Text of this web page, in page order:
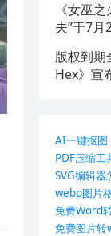
《女巫
夫”于7月
版权到期
Hex》宣
AI一键抠图
PDF压缩工
SVG编辑器
webp图片
免费Word
免费图片